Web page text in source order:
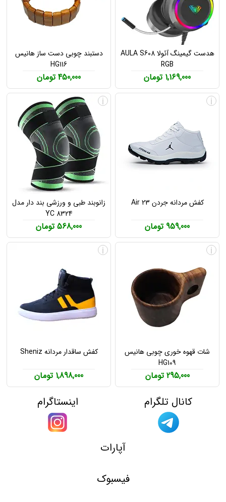
هدست گیمینگ آئولا AULA S608
RGB
1,169,000 تومان
دستبند چوبی دست ساز هانیس
HG116
450,000 تومان
کفش مردانه جردن Air 23
959,000 تومان
i
زانوبند طبی و ورزشی بند دار مدل
YC 8324
568,000 تومان
i
شات قهوه خوری چوبی هانیس
HG109
295,000 تومان
i
کفش ساقدار مردانه Sheniz
1,898,000 تومان
i
کانال تلگرام اینستاگرام
آپارات
فیسبوک